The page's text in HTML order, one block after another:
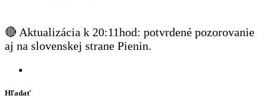
🔴 Aktualizácia k 20:11hod: potvrdené pozorovanie
aj na slovenskej strane Pienin.
Hľadať